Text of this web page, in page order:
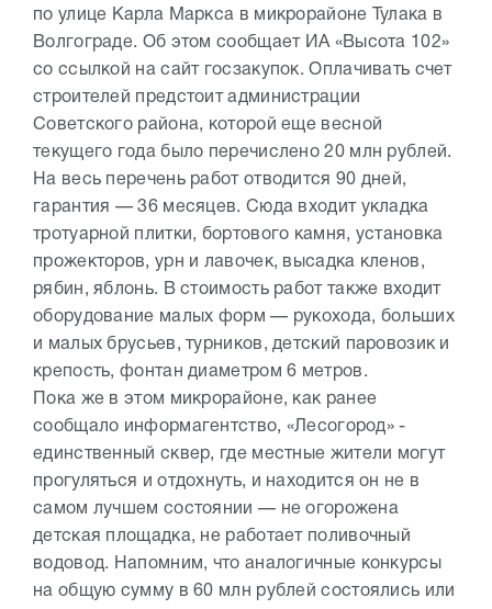
по улице Карла Маркса в микрорайоне Тулака в
Волгограде. Об этом сообщает ИА «Высота 102»
со ссылкой на сайт госзакупок. Оплачивать счет
строителей предстоит администрации
Советского района, которой еще весной
текущего года было перечислено 20 млн рублей.
На весь перечень работ отводится 90 дней,
гарантия — 36 месяцев. Сюда входит укладка
тротуарной плитки, бортового камня, установка
прожекторов, урн и лавочек, высадка кленов,
рябин, яблонь. В стоимость работ также входит
оборудование малых форм — рукохода, больших
и малых брусьев, турников, детский паровозик и
крепость, фонтан диаметром 6 метров.
Пока же в этом микрорайоне, как ранее
сообщало информагентство, «Лесогород» -
единственный сквер, где местные жители могут
прогуляться и отдохнуть, и находится он не в
самом лучшем состоянии — не огорожена
детская площадка, не работает поливочный
водовод. Напомним, что аналогичные конкурсы
на общую сумму в 60 млн рублей состоялись или